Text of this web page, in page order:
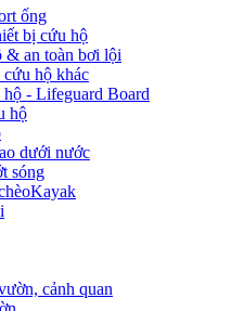
ống
bị cứu hộ
& an toàn bơi lội
hộ khác
- Lifeguard Board
hộ
dưới nước
sóng
cảnh quan